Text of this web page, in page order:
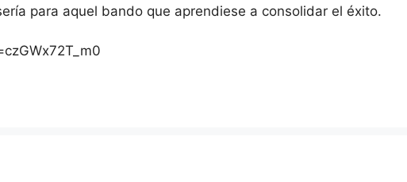
para aquel bando que aprendiese a consolidar el éxito.